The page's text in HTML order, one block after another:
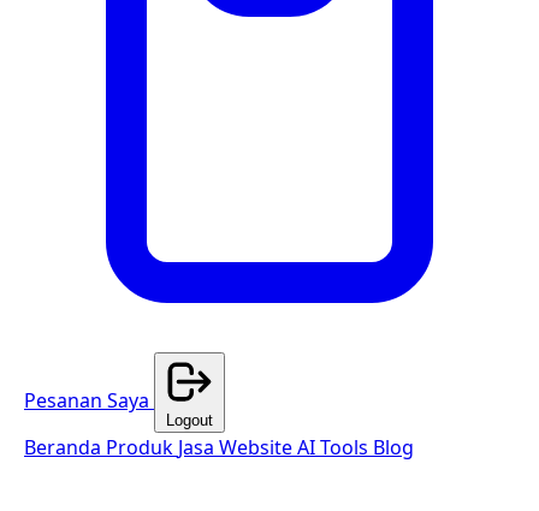
Pesanan Saya
Logout
Beranda Produk Jasa WebsiteAI Tools Blog